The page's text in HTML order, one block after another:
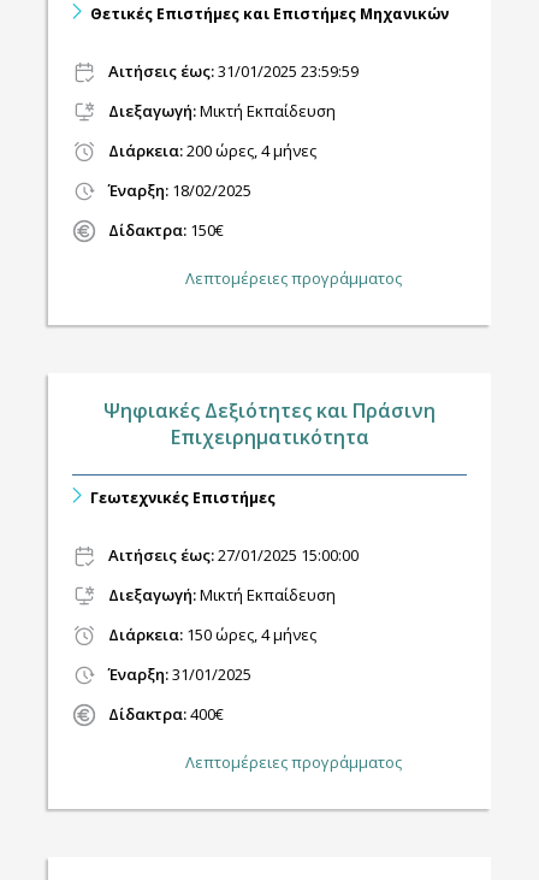
Θετικές Επιστήμες και Επιστήμες Μηχανικών
Αιτήσεις έως:31/01/2025 23:59:59
Διεξαγωγή:Μικτή Εκπαίδευση
Διάρκεια:200 ώρες, 4 μήνες
Έναρξη: 18/02/2025
Δίδακτρα: 150€
Λεπτομέρειες προγράμματος
Ψηφιακές Δεξιότητες και Πράσινη
Επιχειρηματικότητα
Γεωτεχνικές Επιστήμες
Αιτήσεις έως:27/01/2025 15:00:00
Διεξαγωγή:Μικτή Εκπαίδευση
Διάρκεια: 150 ώρες, 4 μήνες
Έναρξη:31/01/2025
Δίδακτρα:400€
Λεπτομέρειες προγράμματος